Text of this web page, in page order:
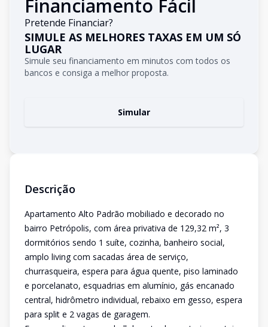
Financiamento Fácil
Pretende Financiar?
SIMULE AS MELHORES TAXAS EM UM SÓ
LUGAR
Simule seu financiamento em minutos com todos os
bancos e consiga a melhor proposta.
Simular
Descrição
Apartamento Alto Padrão mobiliado e decorado no
bairro Petrópolis, com área privativa de 129,32 m², 3
dormitórios sendo 1 suíte, cozinha, banheiro social,
amplo living com sacadas área de serviço,
churrasqueira, espera para água quente, piso laminado
e porcelanato, esquadrias em alumínio, gás encanado
central, hidrômetro individual, rebaixo em gesso, espera
para split e 2 vagas de garagem.